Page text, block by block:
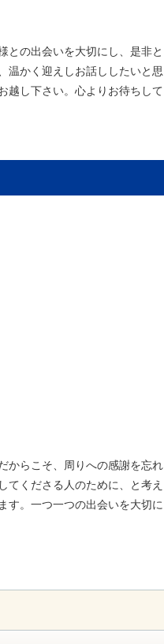
との出会いを大切にし、是非と
温かく迎えしお話ししたいと思
越し下さい。心よりお待ちして
からこそ、周りへの感謝を忘れ
てくださる人のために、と考え
す。一つ一つの出会いを大切に